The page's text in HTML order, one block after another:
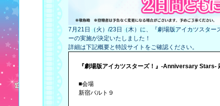
7月21日（火）/23日（木）に、『劇場版アイカツスタ
ーの実施が決定いたしました！
詳細は下記概要と特設サイトをご確認ください。
『劇場版アイカツスターズ！』-Anniversary
■会場
新宿バルト９